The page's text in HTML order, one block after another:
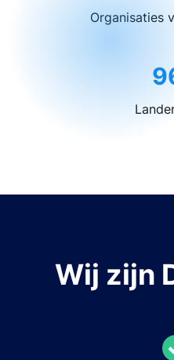
Organisaties
Wij zijn